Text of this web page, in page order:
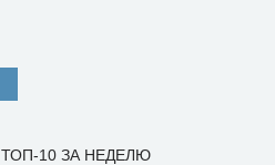
ТОП-10 ЗА НЕДЕЛЮ